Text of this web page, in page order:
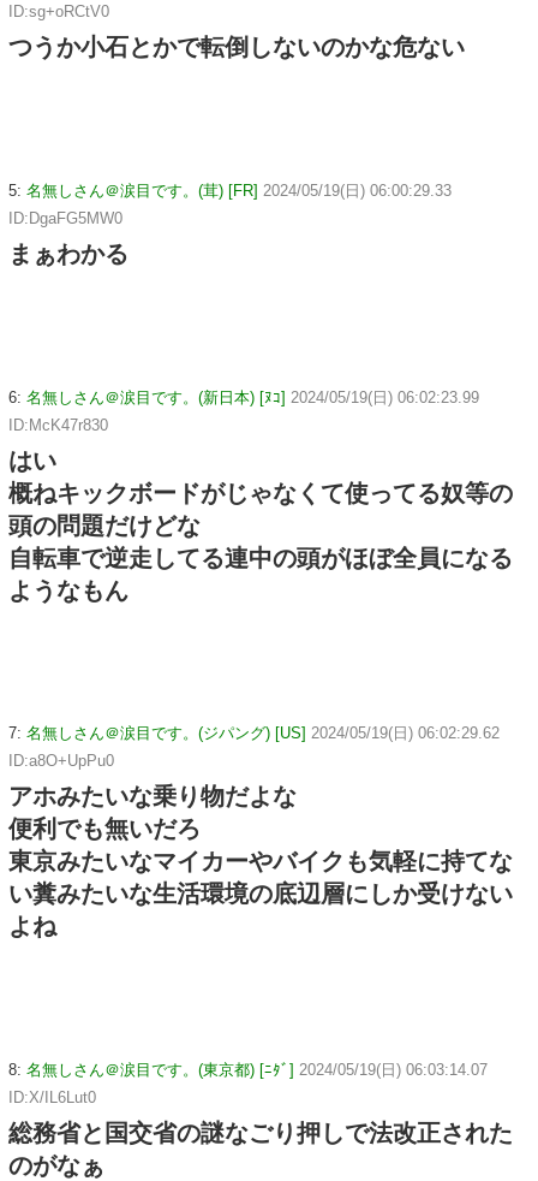
ID:sg+oRCtV0
つうか小石とかで転倒しないのかな危ない
5: 名無しさん＠涙目です。(茸) [FR] 2024/05/19(日) 06:00:29.33
ID:DgaFG5MW0
まぁわかる
6: 名無しさん＠涙目です。(新日本) [ﾇｺ] 2024/05/19(日) 06:02:23.99
ID:McK47r830
はい
概ねキックボードがじゃなくて使ってる奴等の
頭の問題だけどな
自転車で逆走してる連中の頭がほぼ全員になる
ようなもん
7: 名無しさん＠涙目です。(ジパング) [US] 2024/05/19(日) 06:02:29.62
ID:a8O+UpPu0
アホみたいな乗り物だよな
便利でも無いだろ
東京みたいなマイカーやバイクも気軽に持てな
い糞みたいな生活環境の底辺層にしか受けない
よね
8: 名無しさん＠涙目です。(東京都) [ﾆﾀﾞ] 2024/05/19(日) 06:03:14.07
ID:X/IL6Lut0
総務省と国交省の謎なごり押しで法改正された
のがなぁ